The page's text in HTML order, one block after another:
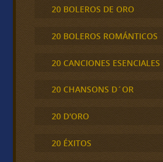
20 BOLEROS DE ORO
20 BOLEROS ROMÁNTICOS
20 CANCIONES ESENCIALES
20 CHANSONS D´OR
20 D'ORO
20 ÉXITOS